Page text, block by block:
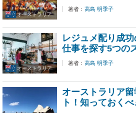
オーストラリア
著者： 高島 明季子
オーストラリア
レジュメ配り成
仕事を探す5つの
著者： 高島 明季子
オーストラリア
ト！知っておく